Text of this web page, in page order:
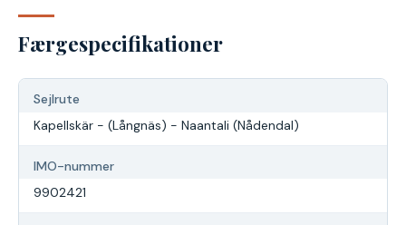
Færgespecifikationer
Sejlrute
Kapellskär - (Långnäs) - Naantali (Nådendal)
IMO-nummer
9902421